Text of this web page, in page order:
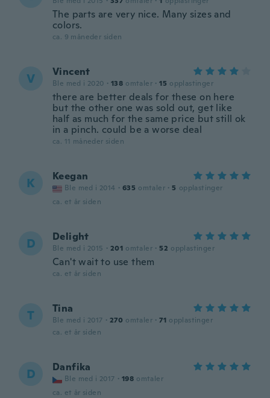
The parts are very nice. Many sizes and
colors.
ca. 9 måneder siden
V Vincent
Ble med i 2020 · 138 omtaler · 15 opplastinger
there are better deals for these on here
but the other one was sold out, get like
half as much for the same price but still ok
in a pinch. could be a worse deal
ca. 11 måneder siden
K Keegan
Ble med i 2014 · 635 omtaler · 5 opplastinger
ca. et år siden
D Delight
Ble med i 2015 · 201 omtaler · 52 opplastinger
Can't wait to use them
ca. et år siden
T Tina
Ble med i 2017 · 270 omtaler · 71 opplastinger
ca. et år siden
D Danfika
Ble med i 2017 · 198 omtaler
ca. et år siden